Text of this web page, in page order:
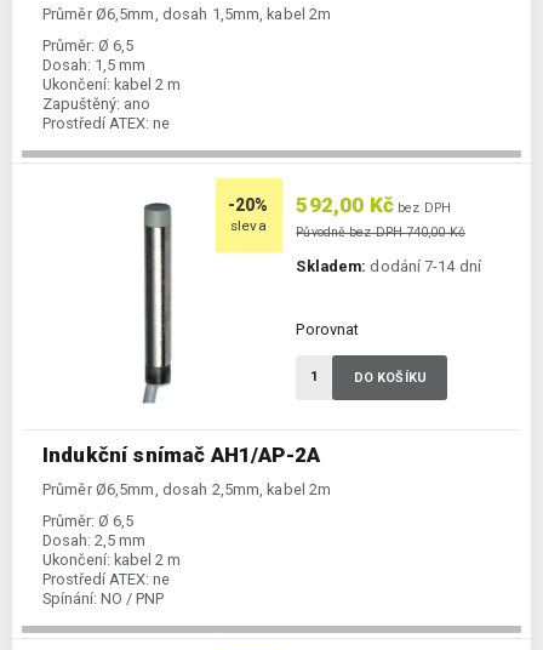
Průměr Ø6,5mm, dosah 1,5mm, kabel 2m
Průměr: Ø 6,5
Dosah: 1,5 mm
Ukončení: kabel 2 m
Zapuštěný: ano
Prostředí ATEX: ne
-20%
sleva
Indukční snímač AH1/AP-2A
Průměr Ø6,5mm, dosah 2,5mm, kabel 2m
Průměr: Ø 6,5
Dosah: 2,5 mm
Ukončení: kabel 2 m
Prostředí ATEX: ne
Spínání: NO / PNP
592,00 Kč bez DPH
Původně bez DPH 740,00 Kč
Skladem: dodání 7-14 dní
Porovnat
DO KOŠÍKU